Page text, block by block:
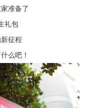
准备了
礼包
征程
么吧！